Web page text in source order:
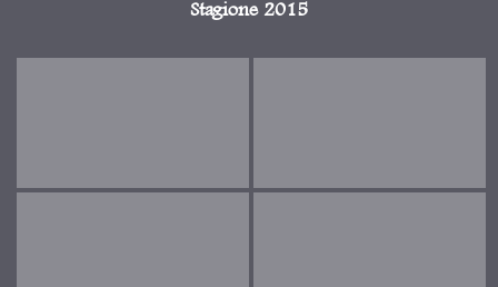
Stagione 2015